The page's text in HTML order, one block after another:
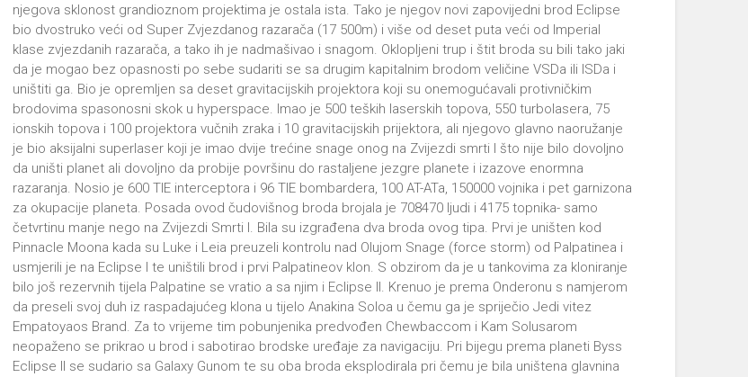
njegova sklonost grandioznom projektima je ostala ista. Tako je njegov novi zapovijedni brod Eclipse
bio dvostruko veći od Super Zvjezdanog razarača (17 500m) i više od deset puta veći od Imperial
klase zvjezdanih razarača, a tako ih je nadmašivao i snagom. Oklopljeni trup i štit broda su bili tako jaki
da je mogao bez opasnosti po sebe sudariti se sa drugim kapitalnim brodom veličine VSDa ili ISDa i
uništiti ga. Bio je opremljen sa deset gravitacijskih projektora koji su onemogućavali protivničkim
brodovima spasonosni skok u hyperspace. Imao je 500 teških laserskih topova, 550 turbolasera, 75
ionskih topova i 100 projektora vučnih zraka i 10 gravitacijskih prijektora, ali njegovo glavno naoružanje
je bio aksijalni superlaser koji je imao dvije trećine snage onog na Zvijezdi smrti I što nije bilo dovoljno
da uništi planet ali dovoljno da probije površinu do rastaljene jezgre planete i izazove enormna
razaranja. Nosio je 600 TIE interceptora i 96 TIE bombardera, 100 AT-ATa, 150000 vojnika i pet garnizona
za okupacije planeta. Posada ovod čudovišnog broda brojala je 708470 ljudi i 4175 topnika- samo
četvrtinu manje nego na Zvijezdi Smrti I. Bila su izgrađena dva broda ovog tipa. Prvi je uništen kod
Pinnacle Moona kada su Luke i Leia preuzeli kontrolu nad Olujom Snage (force storm) od Palpatinea i
usmjerili je na Eclipse I te uništili brod i prvi Palpatineov klon. S obzirom da je u tankovima za kloniranje
bilo još rezervnih tijela Palpatine se vratio a sa njim i Eclipse II. Krenuo je prema Onderonu s namjerom
da preseli svoj duh iz raspadajućeg klona u tijelo Anakina Soloa u čemu ga je spriječio Jedi vitez
Empatoyaos Brand. Za to vrijeme tim pobunjenika predvođen Chewbaccom i Kam Solusarom
neopaženo se prikrao u brod i sabotirao brodske uređaje za navigaciju. Pri bijegu prema planeti Byss
Eclipse II se sudario sa Galaxy Gunom te su oba broda eksplodirala pri čemu je bila uništena glavnina